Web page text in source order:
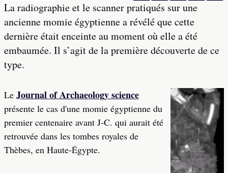
La radiographie et le scanner pratiqués sur une
ancienne momie égyptienne a révélé que cette
dernière était enceinte au moment où elle a été
embaumée. Il s’agit de la première découverte de ce
type.
Le Journal of Archaeology science
présente le cas d'une momie égyptienne du
premier centenaire avant J-C. qui aurait été
retrouvée dans les tombes royales de
Thèbes, en Haute-Égypte.